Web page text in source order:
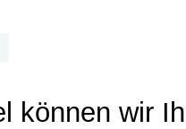
können wir